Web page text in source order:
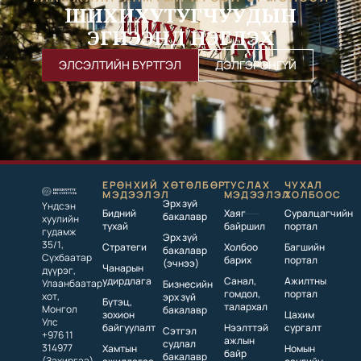
ШИХИХУТУГЧУУДЫН
ЭГНЭЭНД НЭГДЭХ
ЭЛСЭЛТИЙН БҮРТГЭЛ ДЭЛГЭРЭНГҮЙ
Үндсэн
хуулийн
гудамж
35/1,
Сүхбаатар
дүүрэг,
Улаанбаатар
хот,
Монгол
Улс
+976 11
314977
ЕРӨНХИЙ
МЭДЭЭЛЭЛ
Бидний
тухай
Стратеги
Чанарын
удирдлага
Бүтэц,
зохион
байгуулалт
Хамтын
ХӨТӨЛБӨР
Эрх зүй
бакалавр
Эрх зүй
бакалавр
(эчнээ)
Бизнесийн
эрх зүй
бакалавр
Сэтгэл
судлал
бакалавр
ТУСЛАХ
МЭДЭЭЛЭЛ
Хаяг
байршил
Холбоо
барих
Санал,
гомдол,
талархал
Нээлттэй
ажлын
байр
ЧУХАЛ
ХОЛБООС
Суралцагчийн
портал
Багшийн
портал
Ажилтны
портал
Цахим
сургалт
Номын